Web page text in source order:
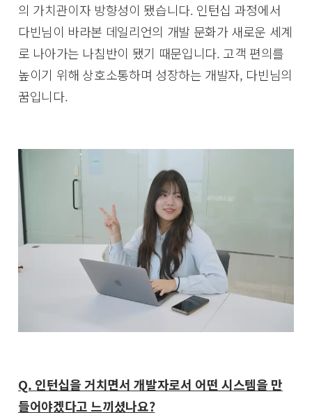
의 가치관이자 방향성이 됐습니다. 인턴십 과정에서
다빈님이 바라본 데일리언의 개발 문화가 새로운 세계
로 나아가는 나침반이 됐기 때문입니다. 고객 편의를
높이기 위해 상호소통하며 성장하는 개발자, 다빈님의
꿈입니다.
Q. 인턴십을 거치면서 개발자로서 어떤 시스템을 만
들어야겠다고 느끼셨나요?